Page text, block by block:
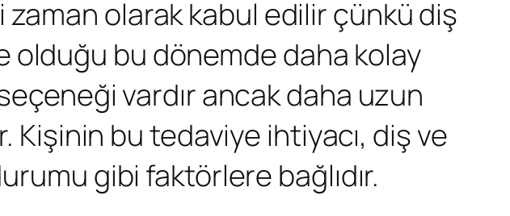
olarak kabul edilir çünkü diş
olduğu bu dönemde daha kolay
vardır ancak daha uzun
bu tedaviye ihtiyacı, diş ve
gibi faktörlere bağlıdır.